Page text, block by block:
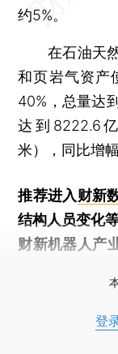
约5%。
在石油天然
和页岩气资产
40%，总量达
达到8222.6
米），同比增幅
推荐进入财新
结构人员变化
财新机器人产
登